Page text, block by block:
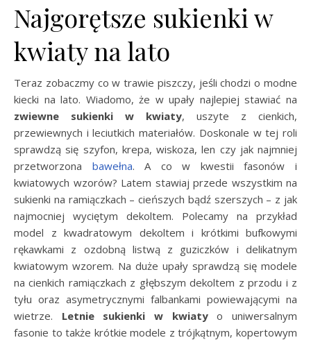
Najgorętsze sukienki w
kwiaty na lato
Teraz zobaczmy co w trawie piszczy, jeśli chodzi o modne
kiecki na lato. Wiadomo, że w upały najlepiej stawiać na
zwiewne sukienki w kwiaty, uszyte z cienkich,
przewiewnych i leciutkich materiałów. Doskonale w tej roli
sprawdzą się szyfon, krepa, wiskoza, len czy jak najmniej
przetworzona bawełna. A co w kwestii fasonów i
kwiatowych wzorów? Latem stawiaj przede wszystkim na
sukienki na ramiączkach – cieńszych bądź szerszych – z jak
najmocniej wyciętym dekoltem. Polecamy na przykład
model z kwadratowym dekoltem i krótkimi bufkowymi
rękawkami z ozdobną listwą z guziczków i delikatnym
kwiatowym wzorem. Na duże upały sprawdzą się modele
na cienkich ramiączkach z głębszym dekoltem z przodu i z
tyłu oraz asymetrycznymi falbankami powiewającymi na
wietrze. Letnie sukienki w kwiatyo uniwersalnym
fasonie to także krótkie modele z trójkątnym, kopertowym